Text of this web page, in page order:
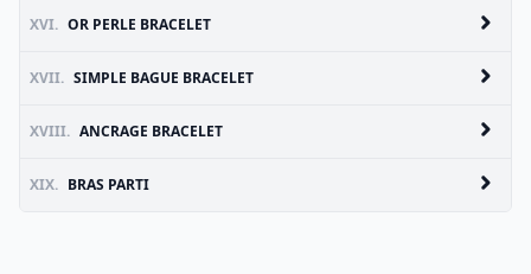
XVI. OR PERLE BRACELET
XVII. SIMPLE BAGUE BRACELET
XVIII. ANCRAGE BRACELET
XIX. BRAS PARTI